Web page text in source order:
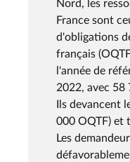
Nord, les
France sont
d'obligations
français
l'année de
2022, avec 58
Ils devancent
000 OQTF) et
Les